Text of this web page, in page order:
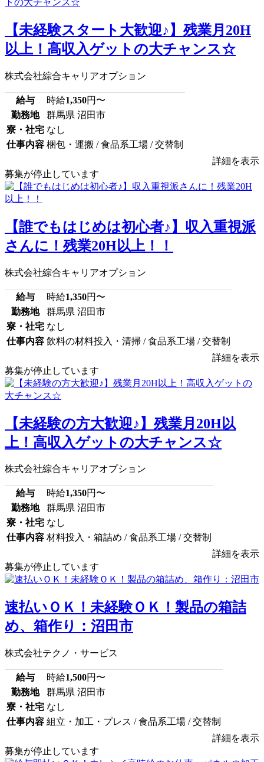
【未経験スタート大歓迎♪】残業月20H
以上！高収入ゲットの大チャンス☆
株式会社綜合キャリアオプション
給与 時給1,350円〜
勤務地
群馬県 沼田市
寮・社宅 なし
仕事内容 梱包・運搬 / 食品系工場 / 交替制
詳細を表示
募集が停止しています
【誰でもはじめは初心者♪】収入重視派
さんに！残業20H以上！！
株式会社綜合キャリアオプション
給与 時給1,350円〜
勤務地
群馬県 沼田市
寮・社宅 なし
仕事内容 飲料の材料投入・清掃 / 食品系工場 / 交替制
詳細を表示
募集が停止しています
【未経験の方大歓迎♪】残業月20H以
上！高収入ゲットの大チャンス☆
株式会社綜合キャリアオプション
給与 時給1,350円〜
勤務地
群馬県 沼田市
寮・社宅 なし
仕事内容 材料投入・箱詰め / 食品系工場 / 交替制
詳細を表示
募集が停止しています
速払いＯＫ！未経験ＯＫ！製品の箱詰
め、箱作り：沼田市
株式会社テクノ・サービス
給与 時給1,500円〜
勤務地
群馬県 沼田市
寮・社宅 なし
仕事内容 組立・加工・プレス / 食品系工場 / 交替制
詳細を表示
募集が停止しています